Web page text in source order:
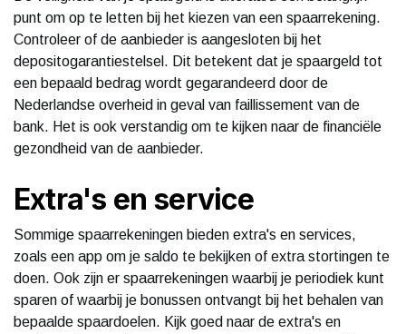
punt om op te letten bij het kiezen van een spaarrekening.
Controleer of de aanbieder is aangesloten bij het
depositogarantiestelsel. Dit betekent dat je spaargeld tot
een bepaald bedrag wordt gegarandeerd door de
Nederlandse overheid in geval van faillissement van de
bank. Het is ook verstandig om te kijken naar de financiële
gezondheid van de aanbieder.
Extra's en service
Sommige spaarrekeningen bieden extra's en services,
zoals een app om je saldo te bekijken of extra stortingen te
doen. Ook zijn er spaarrekeningen waarbij je periodiek kunt
sparen of waarbij je bonussen ontvangt bij het behalen van
bepaalde spaardoelen. Kijk goed naar de extra's en